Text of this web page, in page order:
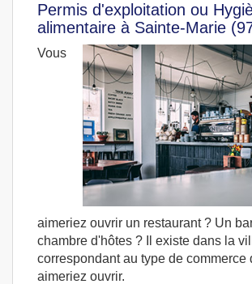
Permis d'exploitation ou
alimentaire à Sainte-Marie
Vous
aimeriez ouvrir un restaurant ? Un
chambre d'hôtes ? Il existe dans la
correspondant au type de commerce
aimeriez ouvrir.